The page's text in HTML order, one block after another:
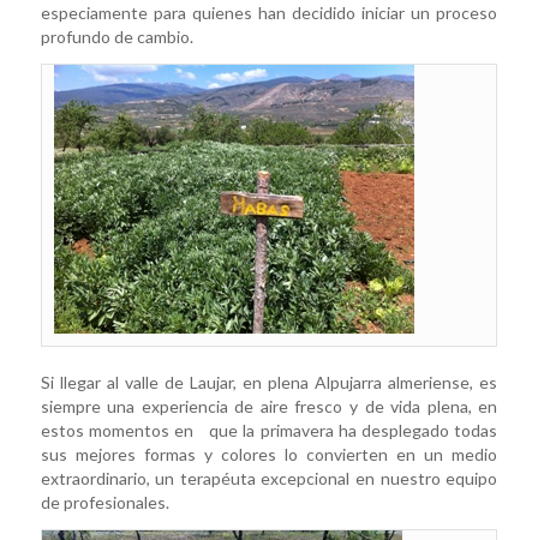
especiamente para quienes han decidido iniciar un proceso
profundo de cambio.
Si llegar al valle de Laujar, en plena Alpujarra almeriense, es
siempre una experiencia de aire fresco y de vida plena, en
estos momentos en que la primavera ha desplegado todas
sus mejores formas y colores lo convierten en un medio
extraordinario, un terapéuta excepcional en nuestro equipo
de profesionales.